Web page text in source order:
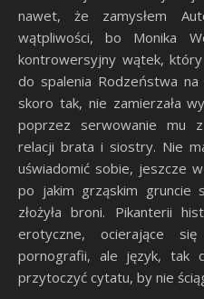
nawet, że zamysłem
wątpliwości, bo Monika
kontrowersyjny wątek,
do spalenia Rodzeństwa
skoro tak, nie zamierzała
poprzez serwowanie mu
relacji brata i siostry. Nie
uświadomić sobie, jeszcze
po jakim grząskim gruncie
złożyła broni. Pikanterii
erotyczne, ocierające
pornografii, ale język, tak
przytoczyć cytatu, by nie